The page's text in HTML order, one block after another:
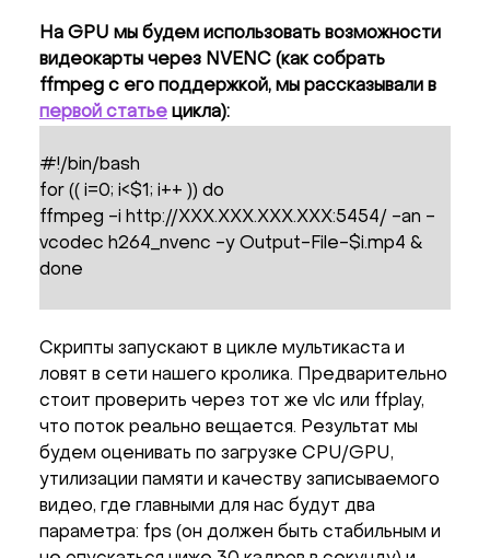
На GPU мы будем использовать возможности
видеокарты через NVENC (как собрать
ffmpeg с его поддержкой, мы рассказывали в
первой статье цикла):
#!/bin/bash
for (( i=0; i<$1; i++ )) do
ffmpeg -i http://XXX.XXX.XXX.XXX:5454/ -an -
vcodec h264_nvenc -y Output-File-$i.mp4 &
done
Скрипты запускают в цикле мультикаста и
ловят в сети нашего кролика. Предварительно
стоит проверить через тот же vlc или ffplay,
что поток реально вещается. Результат мы
будем оценивать по загрузке CPU/GPU,
утилизации памяти и качеству записываемого
видео, где главными для нас будут два
параметра: fps (он должен быть стабильным и